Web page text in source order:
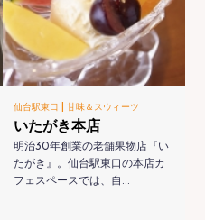
仙台駅東口 | 甘味＆スウィーツ
いたがき本店
明治30年創業の老舗果物店『い
たがき』。仙台駅東口の本店カ
フェスペースでは、自…